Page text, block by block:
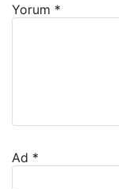
Yorum *
Ad *